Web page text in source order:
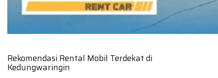
Rekomendasi Rental Mobil Terdekat di
Kedungwaringin